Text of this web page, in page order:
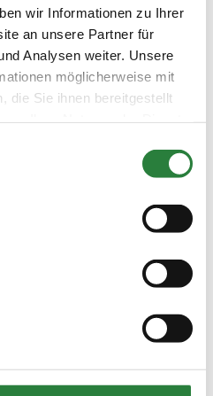
wir Informationen zu Ihrer
an unsere Partner für
Analysen weiter. Unsere
möglicherweise mit
die Sie ihnen bereitgestellt
Kl.E DRE
DRE